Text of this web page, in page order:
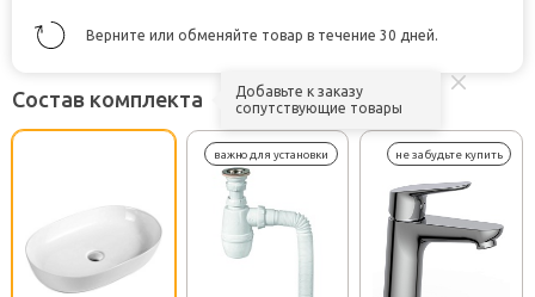
Верните или обменяйте товар в течение 30 дней.
Состав комплекта
Добавьте к заказу
сопутствующие товары